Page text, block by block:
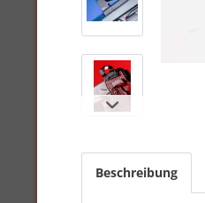
Beschreibung